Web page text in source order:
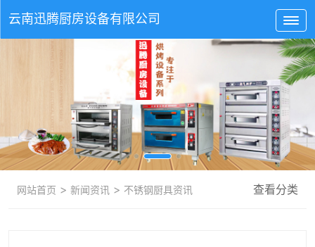
云南迅腾厨房设备有限公司
网站首页 > 新闻资讯 > 不锈钢厨具资讯 查看分类